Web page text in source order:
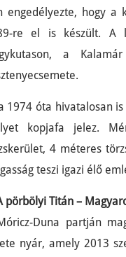
engedélyezte, hogy
re el is készült. A
a
1974 óta hivatalosan
kopjafa jelez.
4 méteres
teszi igazi élő
pörbölyi Titán –
Duna partján
nyár, amely 2013